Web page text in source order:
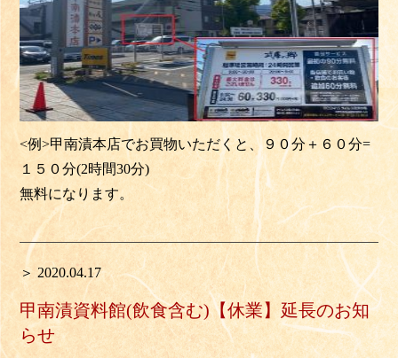
<例>甲南漬本店でお買物いただくと、９０分＋６０分=
１５０分(2時間30分)
無料になります。
＞ 2020.04.17
甲南漬資料館(飲食含む)【休業】延長のお知
らせ